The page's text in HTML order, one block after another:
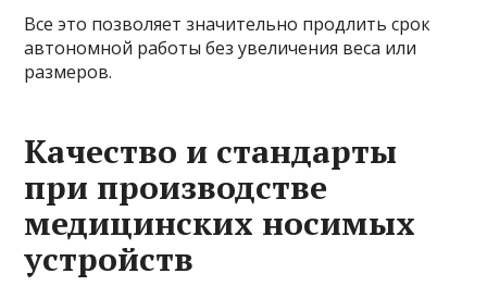
Все это позволяет значительно продлить срок
автономной работы без увеличения веса или
размеров.
Качество и стандарты
при производстве
медицинских носимых
устройств